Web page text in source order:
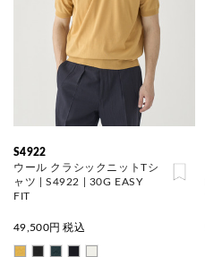
S4922
ウール クラシックニットTシ
ャツ | S4922 | 30G EASY
FIT
49,500円 税込